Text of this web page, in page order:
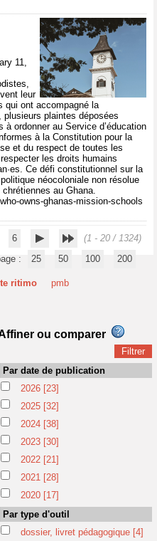
11,
leur
qui ont accompagné la
plusieurs plaintes déposées
ordonner au Service d’éducation
à la Constitution pour la
et du respect de toutes les
les droits humains
Ce défi constitutionnel sur la
néocoloniale non résolue
au Ghana.
owns-ghanas-mission-schools
6
(1 - 20 / 1324)
:
25 50 100 200
ritimo pmb
ou comparer
Par date de publication
2026 [23]
2025 [32]
2024 [38]
2023 [30]
2022 [21]
2021 [28]
2020 [17]
Par type d'outil
dossier, livret pédagogique [4]